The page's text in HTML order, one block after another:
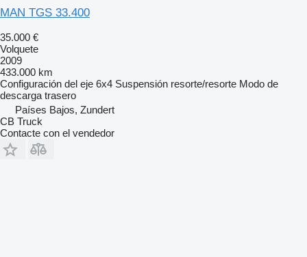
MAN TGS 33.400
35.000 €
Volquete
2009
433.000 km
Configuración del eje 6x4 Suspensión resorte/resorte Modo de
descarga trasero
Países Bajos, Zundert
CB Truck
Contacte con el vendedor